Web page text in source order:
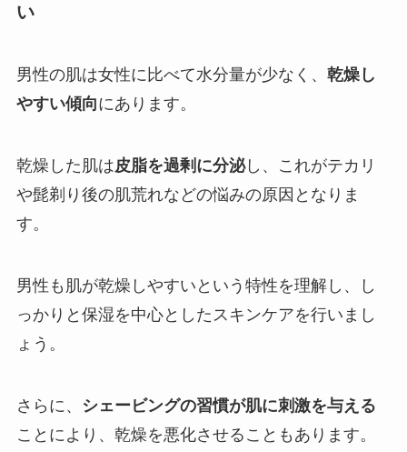
い
男性の肌は女性に比べて水分量が少なく、 乾燥し
やすい傾向にあります。
乾燥した肌は皮脂を過剰に分泌し、これがテカリ
や髭剃り後の肌荒れなどの悩みの原因となりま
す。
男性も肌が乾燥しやすいという特性を理解し、し
っかりと保湿を中心としたスキンケアを行いまし
ょう。
さらに、
シェービングの習慣が肌に刺激を与える
ことにより、乾燥を悪化させることもあります。